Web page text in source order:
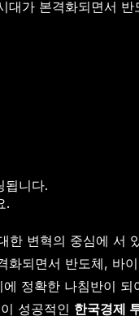
대가 본격화되면서 반
됩니다.
.
변혁의 중심에 서
되면서 반도체, 바
정확한 나침반이
성공적인 한국경제